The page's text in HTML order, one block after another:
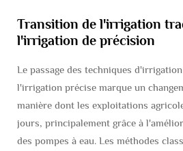
Transition de l'irrigation
l'irrigation de précision
Le passage des techniques
l'irrigation précise marque un
manière dont les exploitations
jours, principalement grâce à
des pompes à eau. Les méthodes